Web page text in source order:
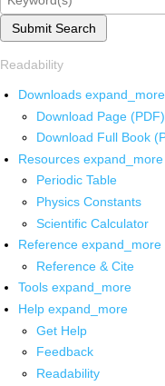
Submit Search
Readability
Downloads expand_more
Download Page (PDF)
Download Full Book
Resources expand_more
Periodic Table
Physics Constants
Scientific Calculator
Reference expand_more
Reference & Cite
Tools expand_more
Help expand_more
Get Help
Feedback
Readability